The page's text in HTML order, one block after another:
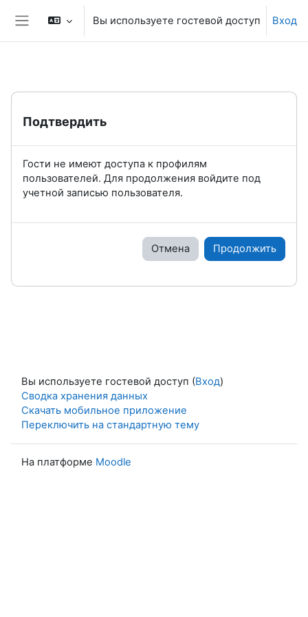
Перейти к основному содержанию
Боковая панель
Вы используете гостевой доступ Вход
Подтвердить
Гости не имеют доступа к профилям
пользователей. Для продолжения войдите под
учетной записью пользователя.
Отмена Продолжить
Вы используете гостевой доступ (Вход)
Сводка хранения данных
Скачать мобильное приложение
Переключить на стандартную тему
На платформе Moodle